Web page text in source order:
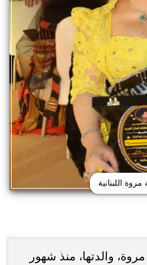
مروة اللبنانية
مروة، والدتها، منذ شهور